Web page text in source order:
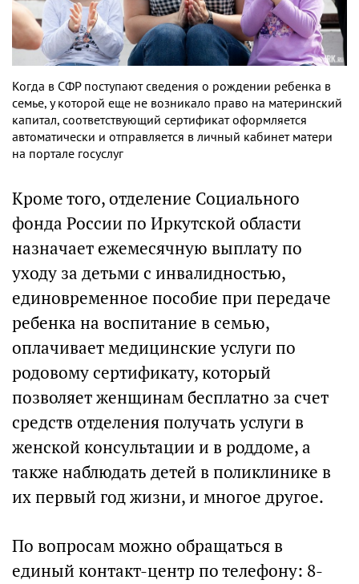
Когда в СФР поступают сведения о рождении ребенка в
семье, у которой еще не возникало право на материнский
капитал, соответствующий сертификат оформляется
автоматически и отправляется в личный кабинет матери
на портале госуслуг
Кроме того, отделение Социального
фонда России по Иркутской области
назначает ежемесячную выплату по
уходу за детьми с инвалидностью,
единовременное пособие при передаче
ребенка на воспитание в семью,
оплачивает медицинские услуги по
родовому сертификату, который
позволяет женщинам бесплатно за счет
средств отделения получать услуги в
женской консультации и в роддоме, а
также наблюдать детей в поликлинике в
их первый год жизни, и многое другое.
По вопросам можно обращаться в
единый контакт-центр по телефону: 8-